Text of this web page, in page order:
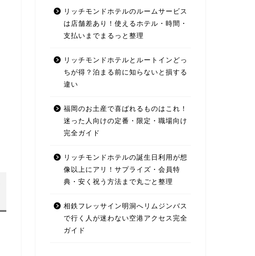
リッチモンドホテルのルームサービス
は店舗差あり！使えるホテル・時間・
支払いまでまるっと整理
リッチモンドホテルとルートインどっ
ちが得？泊まる前に知らないと損する
違い
福岡のお土産で喜ばれるものはこれ！
迷った人向けの定番・限定・職場向け
完全ガイド
リッチモンドホテルの誕生日利用が想
像以上にアリ！サプライズ・会員特
典・安く祝う方法まで丸ごと整理
相鉄フレッサイン明洞へリムジンバス
で行く人が迷わない空港アクセス完全
ガイド